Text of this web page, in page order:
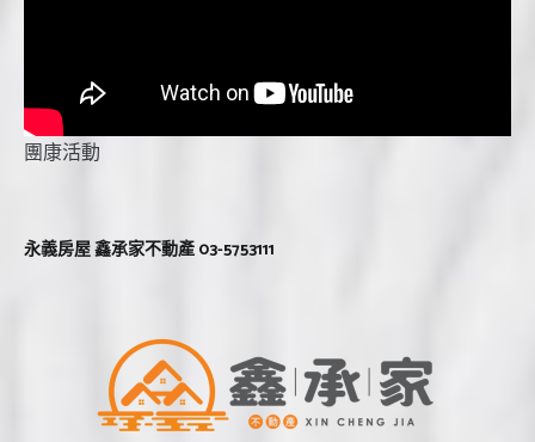
團康活動
永義房屋 鑫承家不動產 03-5753111